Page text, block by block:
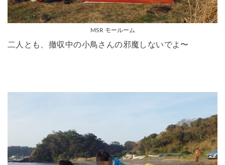
MSR モールーム
二人とも、撤収中の小鳥さんの邪魔しないでよ〜